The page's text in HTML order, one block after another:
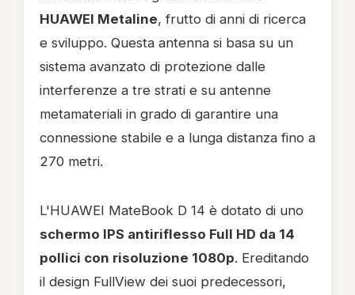
HUAWEI Metaline, frutto di anni di ricerca
e sviluppo. Questa antenna si basa su un
sistema avanzato di protezione dalle
interferenze a tre strati e su antenne
metamateriali in grado di garantire una
connessione stabile e a lunga distanza fino a
270 metri.
L'HUAWEI MateBook D 14 è dotato di uno
schermo IPS antiriflesso Full HD da 14
pollici con risoluzione 1080p. Ereditando
il design FullView dei suoi predecessori,